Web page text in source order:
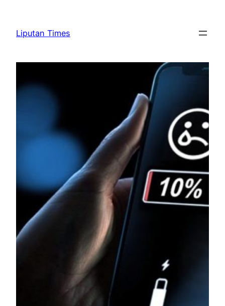
content
Liputan Times